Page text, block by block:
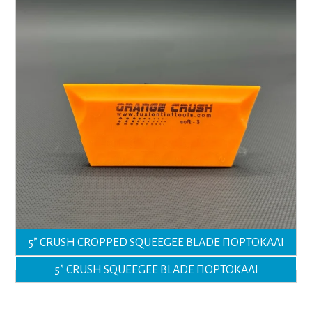
5” CRUSH CROPPED SQUEEGEE BLADE ΠΟΡΤΟΚΑΛΙ
5” CRUSH SQUEEGEE BLADE ΠΟΡΤΟΚΑΛΙ